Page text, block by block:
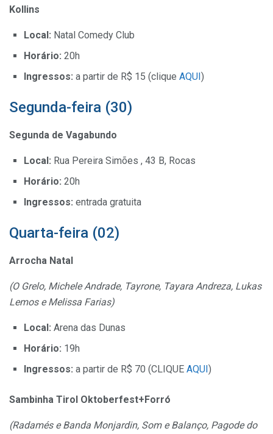
Kollins
Local: Natal Comedy Club
Horário: 20h
Ingressos: a partir de R$ 15 (clique AQUI)
Segunda-feira (30)
Segunda de Vagabundo
Local: Rua Pereira Simões , 43 B, Rocas
Horário: 20h
Ingressos: entrada gratuita
Quarta-feira (02)
Arrocha Natal
(O Grelo, Michele Andrade, Tayrone, Tayara Andreza, Lukas
Lemos e Melissa Farias)
Local: Arena das Dunas
Horário: 19h
Ingressos: a partir de R$ 70 (CLIQUE AQUI)
Sambinha Tirol Oktoberfest+Forró
(Radamés e Banda Monjardin, Som e Balanço, Pagode do